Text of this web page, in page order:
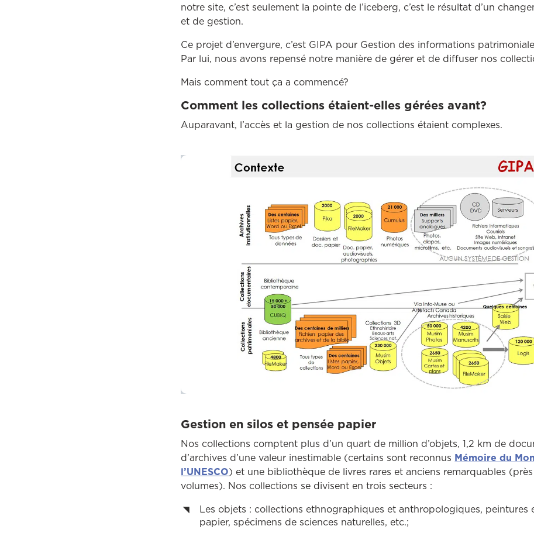
notre site, c’est seulement la pointe de l’iceberg, c’est le résultat d’un
et de gestion.
Ce projet d’envergure, c’est GIPA pour Gestion des informations
Par lui, nous avons repensé notre manière de gérer et de diffuser nos
Mais comment tout ça a commencé?
Comment les collections étaient-elles gérées avant?
Auparavant, l’accès et la gestion de nos collections étaient complexes.
Gestion en silos et pensée papier
Nos collections comptent plus d’un quart de million d’objets, 1,2 km de
d’archives d’une valeur inestimable (certains sont reconnus Mémoire du
l’UNESCO) et une bibliothèque de livres rares et anciens remarquables
volumes). Nos collections se divisent en trois secteurs :
Les objets : collections ethnographiques et anthropologiques,
papier, spécimens de sciences naturelles, etc.;